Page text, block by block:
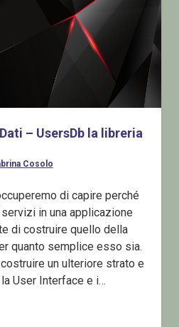
– UsersDb la libreria
Cosolo
di capire perché
in una applicazione
di costruire quello della
quanto semplice esso sia.
un ulteriore strato e
User Interface e i…